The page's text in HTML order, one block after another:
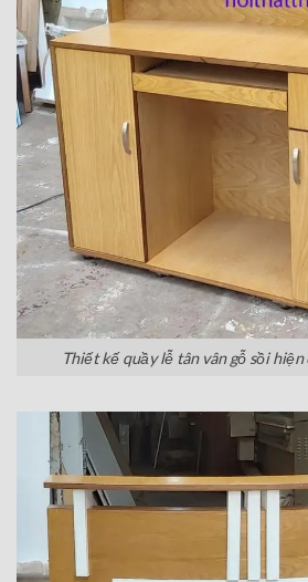
Thiết kế quầy lễ tân vân gỗ sồi